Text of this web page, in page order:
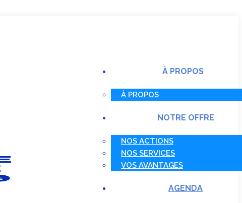
À PROPOS
À PROPOS
NOTRE OFFRE
NOS ACTIONS
NOS SERVICES
VOS AVANTAGES
AGENDA